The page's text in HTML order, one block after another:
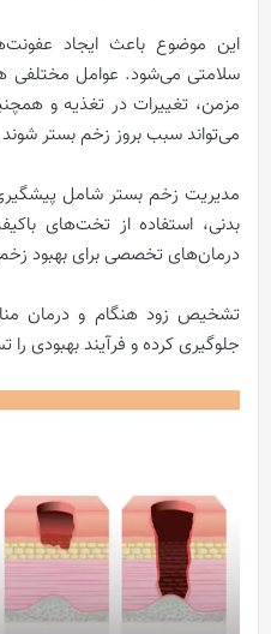
این موضوع باعث ایجاد
سلامتی می‌شود. عوامل مختلفی
مزمن، تغییرات در تغذیه و
می‌تواند سبب بروز زخم بستر
مدیریت زخم بستر شامل
بدنی، استفاده از تخت‌های
درمان‌های تخصصی برای بهبود
تشخیص زود هنگام و درمان
جلوگیری کرده و فرآیند بهبودی را